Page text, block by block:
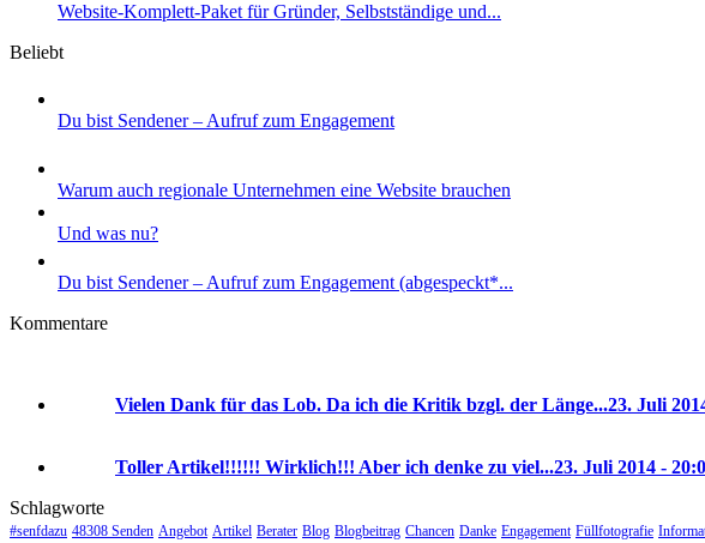
Website-Komplett-Paket für Gründer, Selbstständige und...
Beliebt
Du bist Sendener – Aufruf zum Engagement
Warum auch regionale Unternehmen eine Website brauchen
Und was nu?
Du bist Sendener – Aufruf zum Engagement (abgespeckt*...
Kommentare
Vielen Dank für das Lob. Da ich die Kritik bzgl. der Länge...23. Juli
Toller Artikel!!!!!! Wirklich!!! Aber ich denke zu viel...23. Juli 2014 -
Schlagworte
#senfdazu 48308 Senden Angebot Artikel Berater Blog Blogbeitrag Chancen Danke Engagement Füllfotografie